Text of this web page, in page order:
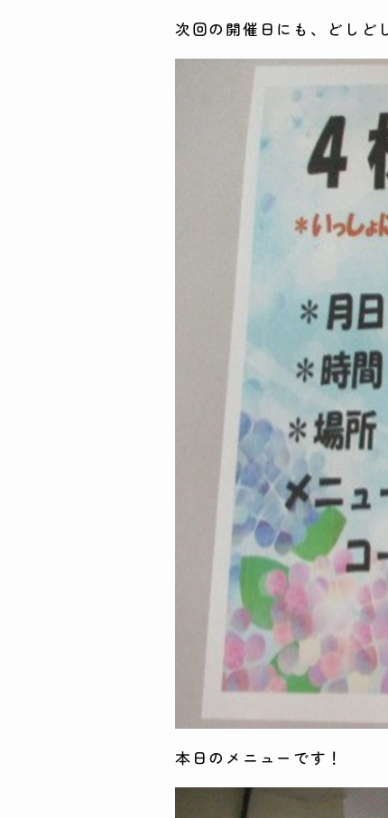
次回の開催日にも、どし
本日のメニューです！